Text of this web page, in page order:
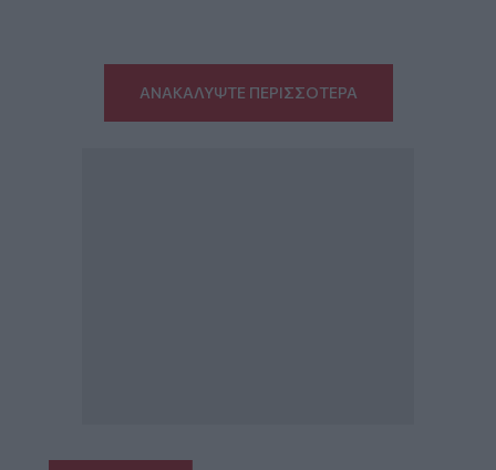
ΑΝΑΚΑΛΥΨΤΕ ΠΕΡΙΣΣΟΤΕΡΑ